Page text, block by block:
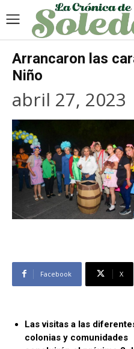
Arrancaron las
Niño
abril 27, 2023
Facebook X
Las visitas a las
colonias y comunidades